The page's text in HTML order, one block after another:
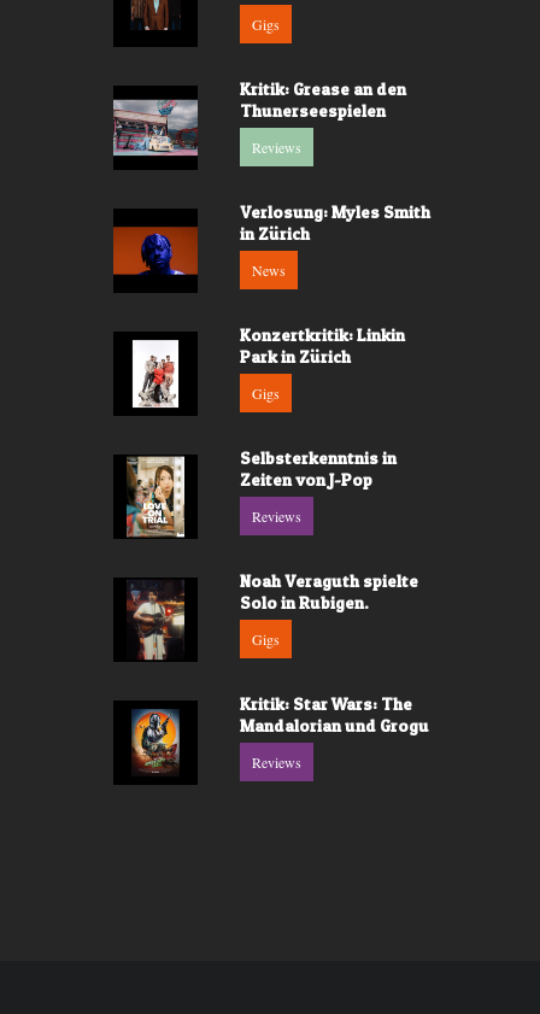
Gigs
Kritik: Grease an den
Thunerseespielen
Reviews
Verlosung: Myles Smith
in Zürich
News
Konzertkritik: Linkin
Park in Zürich
Gigs
Selbsterkenntnis in
Zeiten von J-Pop
Reviews
Noah Veraguth spielte
Solo in Rubigen.
Gigs
Kritik: Star Wars: The
Mandalorian und Grogu
Reviews